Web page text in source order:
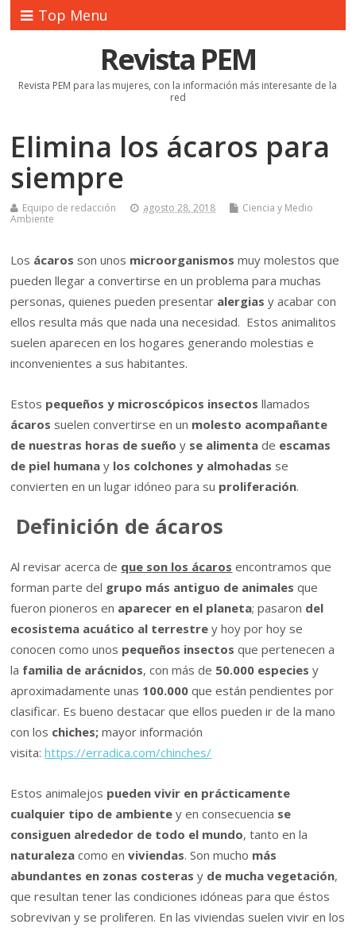
Top Menu
Revista PEM
Revista PEM para las mujeres, con la información más interesante de la
red
Elimina los ácaros para
siempre
Equipo de redacción agosto 28, 2018
Ciencia y Medio
Ambiente
Los ácaros son unos microorganismos muy molestos que
pueden llegar a convertirse en un problema para muchas
personas, quienes pueden presentar alergias y acabar con
ellos resulta más que nada una necesidad. Estos animalitos
suelen aparecen en los hogares generando molestias e
inconvenientes a sus habitantes.
Estos pequeños y microscópicos insectos llamados
ácaros suelen convertirse en un molesto acompañante
de nuestras horas de sueño y se alimenta de escamas
de piel humana y los colchones y almohadas se
convierten en un lugar idóneo para su proliferación.
Definición de ácaros
Al revisar acerca de que son los ácaros encontramos que
forman parte del grupo más antiguo de animales que
fueron pioneros en aparecer en el planeta; pasaron del
ecosistema acuático al terrestre y hoy por hoy se
conocen como unos pequeños insectos que pertenecen a
la familia de arácnidos, con más de 50.000 especies y
aproximadamente unas 100.000 que están pendientes por
clasificar. Es bueno destacar que ellos pueden ir de la mano
con los chiches;mayor información
visita:https://erradica.com/chinches/
Estos animalejos pueden vivir en prácticamente
cualquier tipo de ambiente y en consecuencia se
consiguen alrededor de todo el mundo, tanto en la
naturaleza como enviviendas. Son mucho más
abundantes en zonas costeras y de mucha vegetación,
que resultan tener las condiciones idóneas para que éstos
sobrevivan y se proliferen. En las viviendas suelen vivir en los